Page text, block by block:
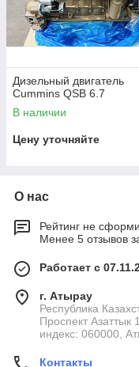
Дизельный двигатель
Cummins QSB 6.7
В наличии
Цену уточняйте
О нас
Рейтинг не
Менее 5 отзывов
Работает с
г. Атырау
Республика
Проспект
индекс: 060000,
Контакты